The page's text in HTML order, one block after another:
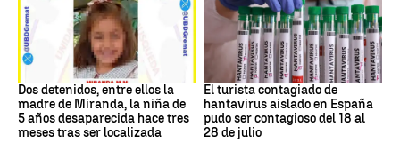
DESAPARICIÓN
Dos detenidos, entre ellos la
madre de Miranda, la niña de
5 años desaparecida hace tres
meses tras ser localizada
Hantavirus
El turista contagiado de
hantavirus aislado en España
pudo ser contagioso del 18 al
28 de julio